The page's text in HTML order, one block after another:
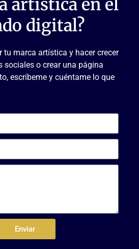
artística en el
digital?
tu marca artística y hacer crecer
sociales o crear una página
escríbeme y cuéntame lo que
Enviar